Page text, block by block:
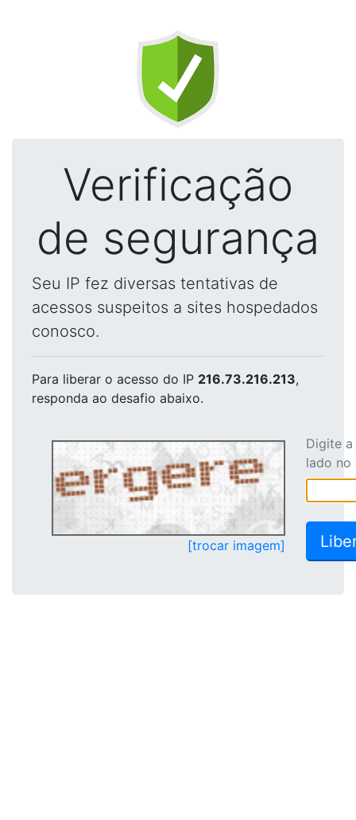
Verificação
de segurança
Seu IP fez diversas tentativas de
acessos suspeitos a sites hospedados
conosco.
Para liberar o acesso do IP 216.73.216.213,
responda ao desafio abaixo.
[trocar imagem]
Digite
lado no